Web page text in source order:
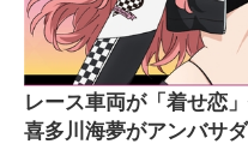
レース車両が「着せ恋」
喜多川海夢がアンバサ